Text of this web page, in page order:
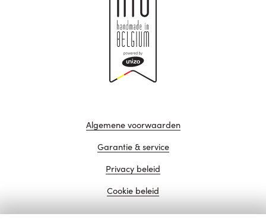
Algemene voorwaarden
Garantie & service
Privacy beleid
Cookie beleid